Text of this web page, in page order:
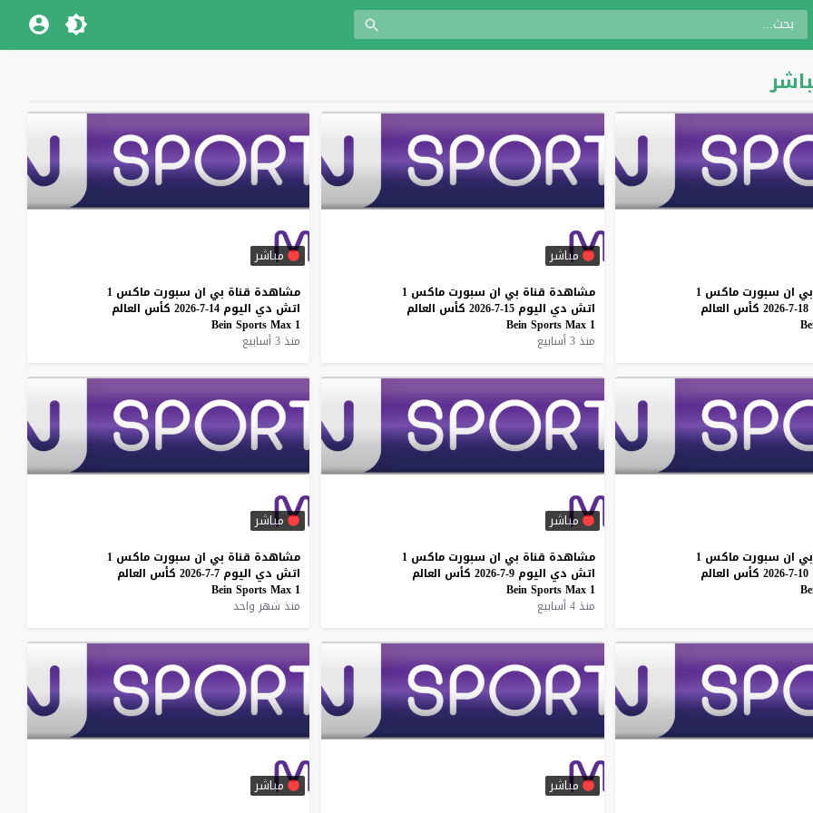
بي ان سبورت ماكس 1
18-7-2026 كأس العالم
مباشر
مشاهدة قناة بي ان سبورت ماكس 1
اتش دي اليوم 15-7-2026 كأس العالم
BeinSportsMax 1
منذ 3 أسابيع
مباشر
مشاهدة قناة بي ان سبورت ماكس 1
اتش دي اليوم 14-7-2026 كأس العالم
Bein Sports Max 1
منذ 3 أسابيع
بي ان سبورت ماكس 1
10-7-2026 كأس العالم
مباشر
مشاهدة قناة بي ان سبورت ماكس 1
اتش دي اليوم 9-7-2026 كأس العالم
BeinSportsMax 1
منذ 4 أسابيع
مباشر
مشاهدة قناة بي ان سبورت ماكس 1
اتش دي اليوم 7-7-2026 كأس العالم
Bein Sports Max 1
منذ شهر واحد
مباشر مباشر